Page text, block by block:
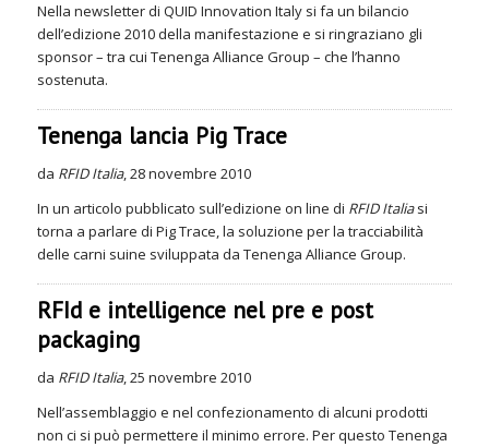
Nella newsletter di QUID Innovation Italy si fa un bilancio
dell’edizione 2010 della manifestazione e si ringraziano gli
sponsor – tra cui Tenenga Alliance Group – che l’hanno
sostenuta.
Tenenga lancia Pig Trace
da RFID Italia, 28 novembre 2010
In un articolo pubblicato sull’edizione on line di RFID Italiasi
torna a parlare di Pig Trace, la soluzione per la tracciabilità
delle carni suine sviluppata da Tenenga Alliance Group.
RFId e intelligence nel pre e post
packaging
da RFID Italia, 25 novembre 2010
Nell’assemblaggio e nel confezionamento di alcuni prodotti
non ci si può permettere il minimo errore. Per questo Tenenga